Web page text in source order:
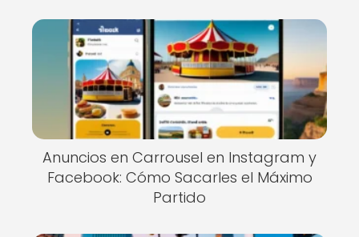
Anuncios en Carrousel en Instagram y
Facebook: Cómo Sacarles el Máximo
Partido